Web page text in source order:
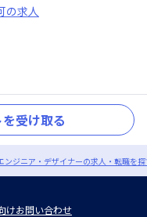
の求人
受け取る
ンジニア・デザイナーの求人・転職を
けお問い合わせ